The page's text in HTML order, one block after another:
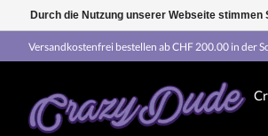
Versandkostenfrei bestellen ab CHF 200.00 in der
Durch die Nutzung unserer Webseite